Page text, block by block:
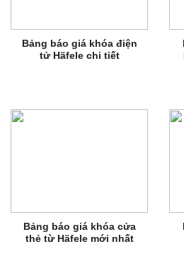
Bảng báo giá khóa điện
tử Häfele chi tiết
Bảng báo giá khóa cửa
thẻ từ Häfele mới nhất